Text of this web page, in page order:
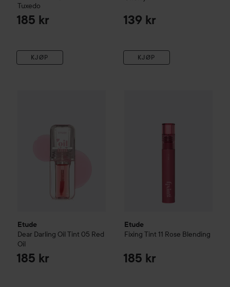
Tuxedo
185 kr
KJØP
139 kr
KJØP
Etude
Dear Darling Oil Tint 05 Red
Oil
185 kr
Etude
Fixing Tint 11 Rose Blending
185 kr